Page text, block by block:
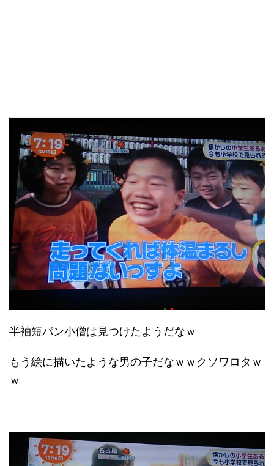
半袖短パン小僧は見つけたようだなｗ
もう絵に描いたような男の子だなｗｗクソワロタｗ
ｗ